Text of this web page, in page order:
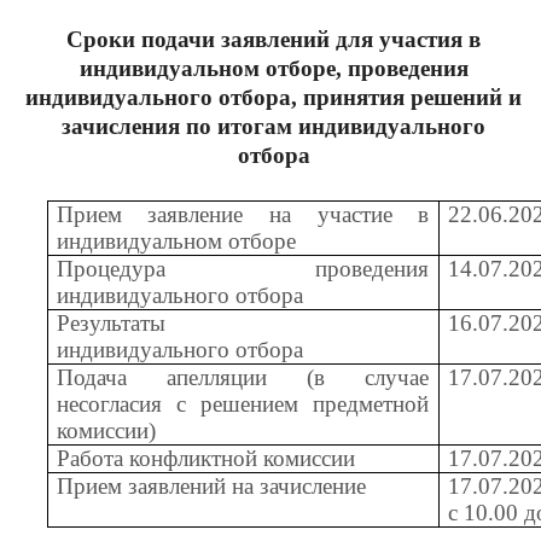
Сроки подачи заявлений для участия в
индивидуальном отборе, проведения
индивидуального отбора, принятия решений и
зачисления по итогам индивидуального
отбора
Прием заявление на участие в
индивидуальном отборе
Процедура проведения
индивидуального отбора
Результаты
индивидуального отбора
Подача апелляции (в случае
несогласия с решением предметной
комиссии)
Работа конфликтной комиссии
Прием заявлений на зачисление
с 10.00